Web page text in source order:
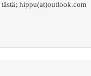
hippu(at)outlook.com